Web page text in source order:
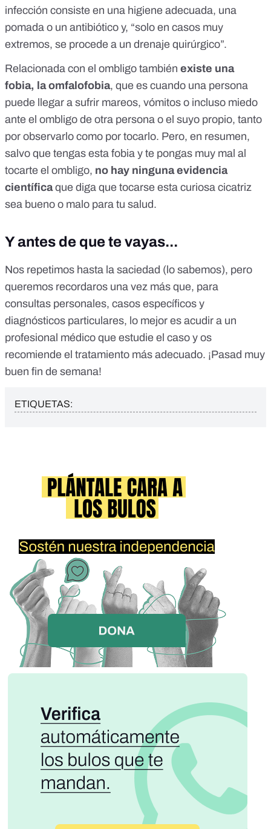
infección consiste en una higiene adecuada, una
pomada o un antibiótico y, “solo en casos muy
extremos, se procede a un drenaje quirúrgico”.
Relacionada con el ombligo también existe una
fobia, la omfalofobia, que es cuando una persona
puede llegar a sufrir mareos, vómitos o incluso miedo
ante el ombligo de otra persona o el suyo propio, tanto
por observarlo como por tocarlo. Pero, en resumen,
salvo que tengas esta fobia y te pongas muy mal al
tocarte el ombligo, no hay ninguna evidencia
científicaque diga que tocarse esta curiosa cicatriz
sea bueno o malo para tu salud.
Y antes de que te vayas...
Nos repetimos hasta la saciedad (lo sabemos), pero
queremos recordaros una vez más que, para
consultas personales, casos específicos y
diagnósticos particulares, lo mejor es acudir a un
profesional médico que estudie el caso y os
recomiende el tratamiento más adecuado. ¡Pasad muy
buen fin de semana!
ETIQUETAS: